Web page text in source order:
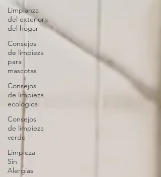
Limpianza
del exterior
del hogar
Consejos
de limpieza
para
mascotas
Consejos
de limpieza
ecológica
Consejos
de limpieza
verde
Limpieza
Sin
Alergias